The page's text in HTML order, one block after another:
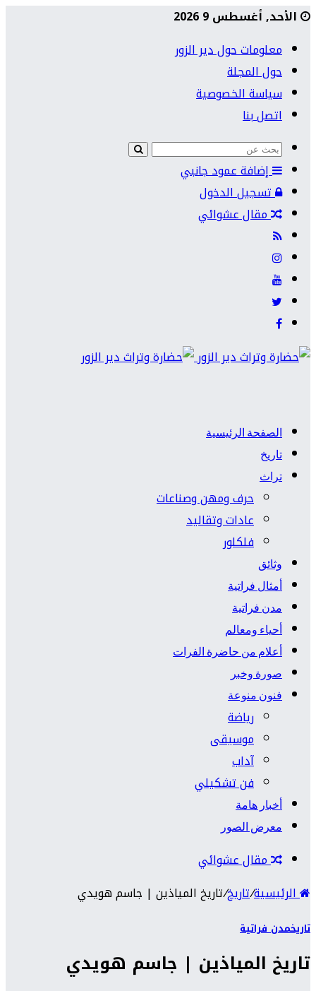
الأحد, أغسطس 9 2026
معلومات حول دير الزور
حول المجلة
سياسة الخصوصية
اتصل بنا
إضافة عمود جانبي
تسجيل الدخول
مقال عشوائي
الصفحة الرئيسية
تاريخ
تراث
حرف ومهن وصناعات
عادات وتقاليد
فلكلور
وثائق
أمثال فراتية
مدن فراتية
أحياء ومعالم
أعلام من حاضرة الفرات
صورة وخبر
فنون منوعة
رياضة
موسيقى
آداب
فن تشكيلي
أخبار هامة
معرض الصور
مقال عشوائي
الرئيسية/تاريخ/تاريخ المياذين | جاسم هويدي
تاريخمدن فراتية
تاريخ المياذين | جاسم هويدي